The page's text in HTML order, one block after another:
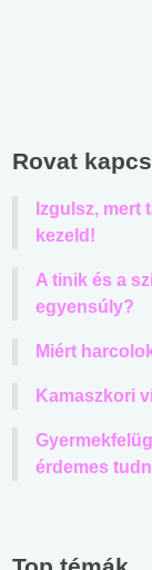
Rovat
Izgulsz, mert
kezeld!
A tinik és a
egyensúly?
Miért
Kamaszkori
érdemes